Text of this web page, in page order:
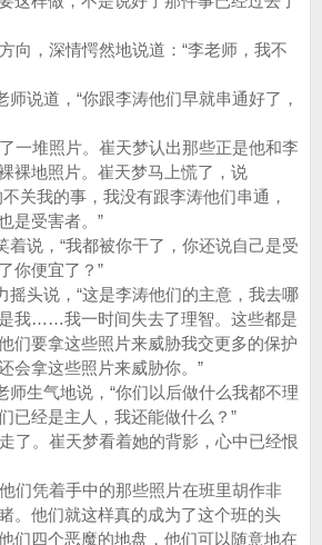
向，深情愕然地说道：“李老师，我不
说道，“你跟李涛他们早就串通好了，
一堆照片。崔天梦认出那些正是他和李
裸地照片。崔天梦马上慌了，说
关我的事，我没有跟李涛他们串通，
是受害者。”
着说，“我都被你干了，你还说自己是受
你便宜了？”
摇头说，“这是李涛他们的主意，我去哪
我……我一时间失去了理智。这些都是
们要拿这些照片来威胁我交更多的保护
会拿这些照片来威胁你。”
师生气地说，“你们以后做什么我都不理
已经是主人，我还能做什么？”
了。崔天梦看着她的背影，心中已经恨
们凭着手中的那些照片在班里胡作非
。他们就这样真的成为了这个班的头
们四个恶魔的地盘，他们可以随意地在